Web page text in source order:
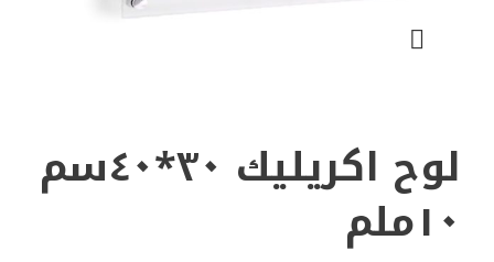
لوح اكريليك ٣٠*٤٠سم
١٠ملم